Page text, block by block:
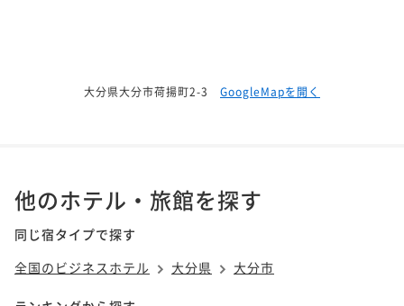
大分県大分市荷揚町2-3 GoogleMapを開く
他のホテル・旅館を探す
同じ宿タイプで探す
全国のビジネスホテル
大分県 大分市